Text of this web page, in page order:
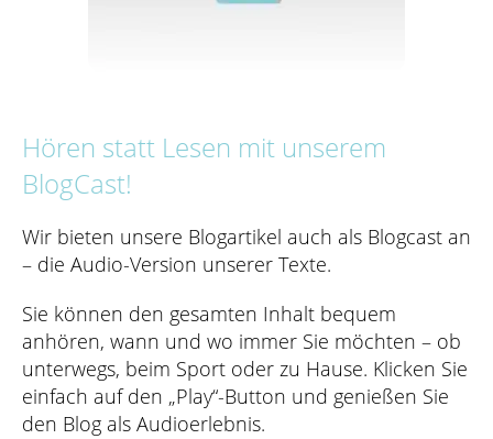
Hören statt Lesen mit unserem
BlogCast!
Wir bieten unsere Blogartikel auch als Blogcast an
– die Audio-Version unserer Texte.
Sie können den gesamten Inhalt bequem
anhören, wann und wo immer Sie möchten – ob
unterwegs, beim Sport oder zu Hause. Klicken Sie
einfach auf den „Play“-Button und genießen Sie
den Blog als Audioerlebnis.